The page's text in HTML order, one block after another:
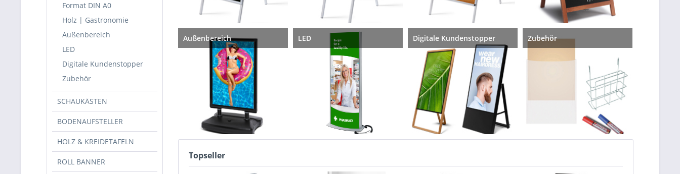
Format DIN A0
Holz | Gastronomie
Außenbereich
LED
Digitale Kundenstopper
Zubehör
SCHAUKÄSTEN
BODENAUFSTELLER
HOLZ & KREIDETAFELN
ROLL BANNER
Außenbereich LED Digitale Kundenstopper Zubehör
Topseller